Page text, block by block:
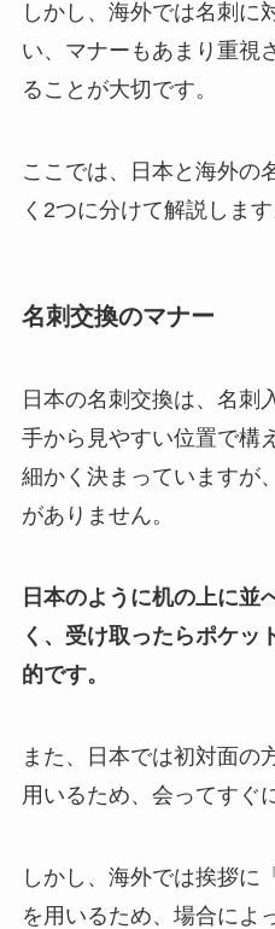
しかし、海外では名刺に
い、マナーもあまり重視
ることが大切です。
ここでは、日本と海外の
く2つに分けて解説します
名刺交換のマナー
日本の名刺交換は、名刺
手から見やすい位置で構
細かく決まっていますが
がありません。
日本のように机の上に並
く、受け取ったらポケッ
的です。
また、日本では初対面の
用いるため、会ってすぐ
しかし、海外では挨拶に
を用いるため、場合によ